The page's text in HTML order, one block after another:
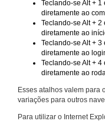
Teclando-se Alt +
diretamente ao
Teclando-se Alt +
diretamente ao
Teclando-se Alt +
diretamente ao
Teclando-se Alt +
diretamente ao
Esses atalhos valem para
variações para outros
Para utilizar o Internet